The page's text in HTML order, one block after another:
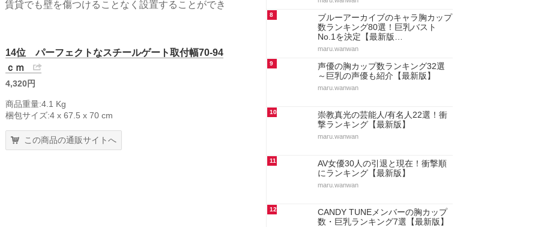
貸でも壁を傷つけることなく設置することができ
14位 パーフェクトなスチールゲート取付幅70-94
ｃｍ
4,320円
商品重量:4.1 Kg
梱包サイズ:4 x 67.5 x 70 cm
この商品の通販サイトへ
8
ブルーアーカイブのキャラ胸カップ
数ランキング80選！巨乳バスト
No.1を決定【最新版…
maru.wanwan
9
声優の胸カップ数ランキング32選
～巨乳の声優も紹介【最新版】
maru.wanwan
10
崇教真光の芸能人/有名人22選！衝
撃ランキング【最新版】
maru.wanwan
11
AV女優30人の引退と現在！衝撃順
にランキング【最新版】
maru.wanwan
12
CANDY TUNEメンバーの胸カップ
数・巨乳ランキング7選【最新版】